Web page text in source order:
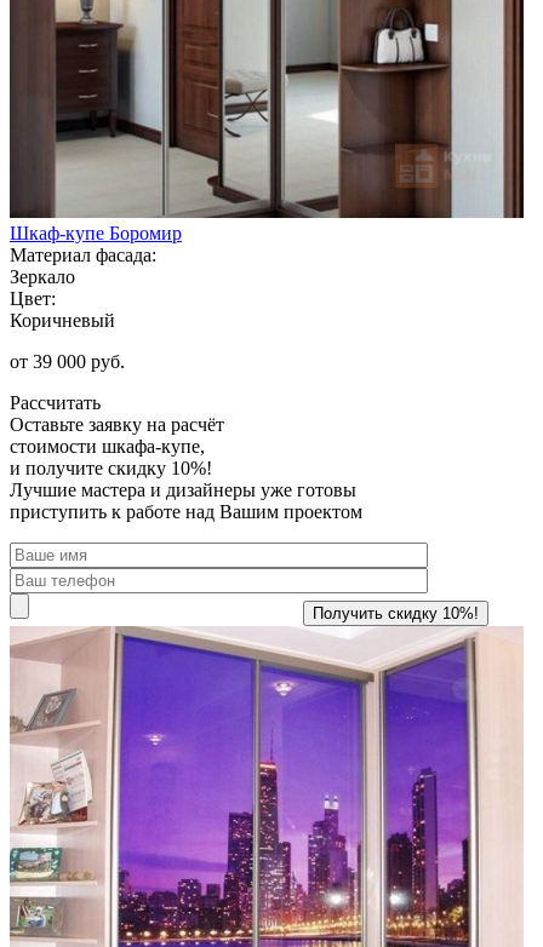
Шкаф-купе Боромир
Материал фасада:
Зеркало
Цвет:
Коричневый
от 39 000 руб.
Рассчитать
Оставьте заявку на расчёт
стоимости шкафа-купе,
и получите скидку 10%!
Лучшие мастера и дизайнеры уже готовы
приступить к работе над Вашим проектом